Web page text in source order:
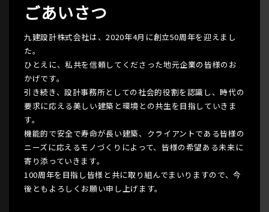
ごあいさつ
九建設計株式会社は、2020年4月に創立50周年を迎えまし
た。
ひとえに、私共を信頼してくださった地元企業の皆様のお
かげです。
引き続き、設計事務所としての社会的役割を認識し、時代の
要求に応える美しい建築と環境との共生を目指していきま
す。
機能的で安全で寿命が長い建築、クライアントである皆様の
ニーズに応えるモノづくりによって、皆様の希望ある未来に
寄り添っていきます。
100周年を目指し皆様と共に取り組んでまいりますので、今
後ともよろしくお願い申し上げます。